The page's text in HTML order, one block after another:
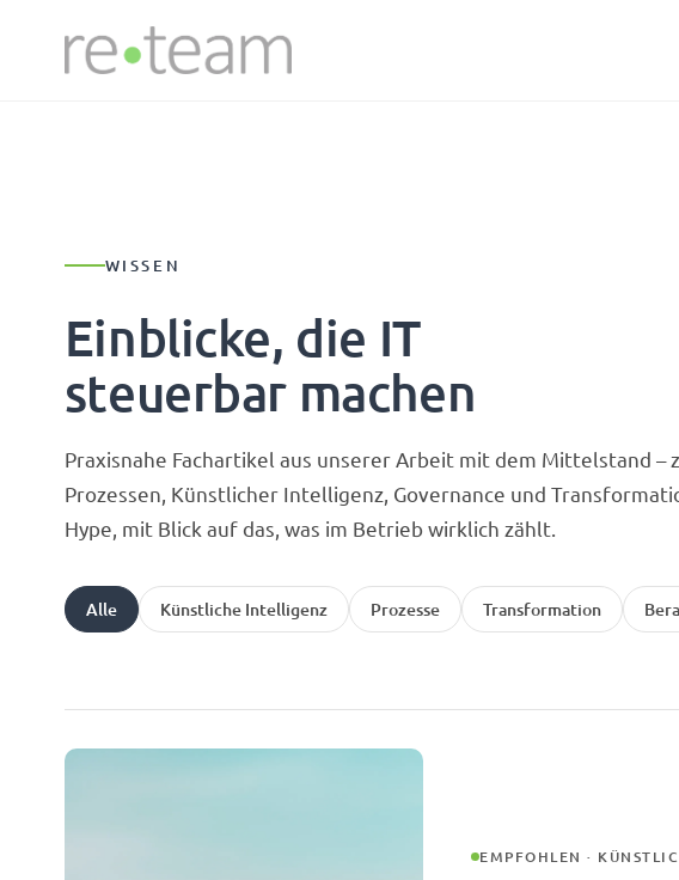
WISSEN
Einblicke, die IT
steuerbar machen
Praxisnahe Fachartikel aus unserer Arbeit mit dem Mittelstand –
Prozessen, Künstlicher Intelligenz, Governance und
Hype, mit Blick auf das, was im Betrieb wirklich zählt.
Alle Künstliche Intelligenz Prozesse Transformation
EMPFOHLEN ·